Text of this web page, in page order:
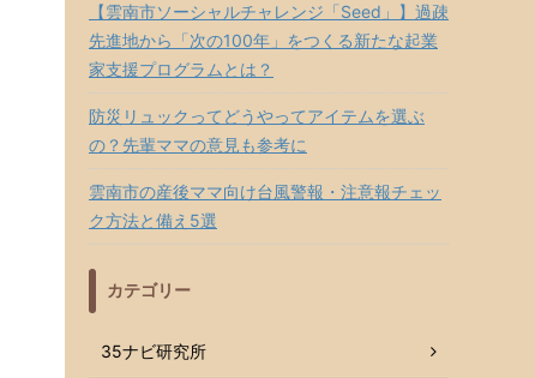
【雲南市ソーシャルチャレンジ「Seed」】過疎
先進地から「次の100年」をつくる新たな起業
家支援プログラムとは？
防災リュックってどうやってアイテムを選ぶ
の？先輩ママの意見も参考に
雲南市の産後ママ向け台風警報・注意報チェッ
ク方法と備え5選
カテゴリー
35ナビ研究所